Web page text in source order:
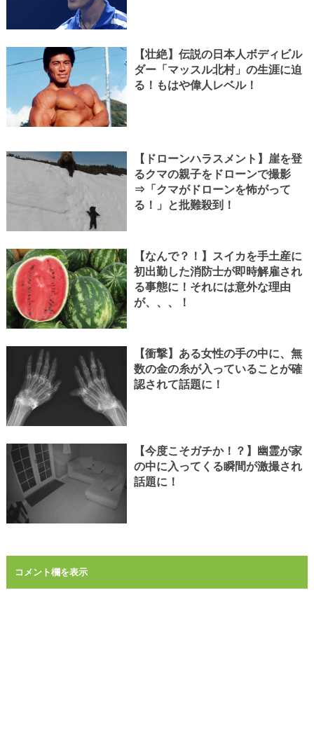
【壮絶】伝説の日本人ボディビル
ダー「マッスル北村」の生涯に迫
る！もはや偉人レベル！
【ドローンハラスメント】崖を登
るクマの親子をドローンで撮影
⇒「クマがドローンを怖がって
る！」と批難殺到！
【なんで？！】スイカを手土産に
初出勤した消防士が即時解雇され
る事態に！それには意外な理由
が、、、！
【衝撃】ある女性の手の中に、無
数の金の糸が入っていることが確
認されて話題に！
【今度こそガチか！？】幽霊が家
の中に入ってくる瞬間が激撮され
話題に！
コメント欄を表示